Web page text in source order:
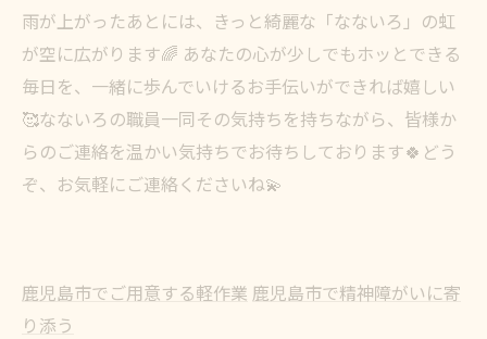
雨が上がったあとには、きっと綺麗な「なないろ」の虹
が空に広がります🌈 あなたの心が少しでもホッとできる
毎日を、一緒に歩んでいけるお手伝いができれば嬉しい
🥰なないろの職員一同その気持ちを持ちながら、皆様か
らのご連絡を温かい気持ちでお待ちしております🍀どう
ぞ、お気軽にご連絡くださいね💫
鹿児島市でご用意する軽作業 鹿児島市で精神障がいに寄
り添う